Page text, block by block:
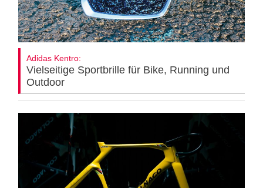
Adidas Kentro:
Vielseitige Sportbrille für Bike, Running und
Outdoor